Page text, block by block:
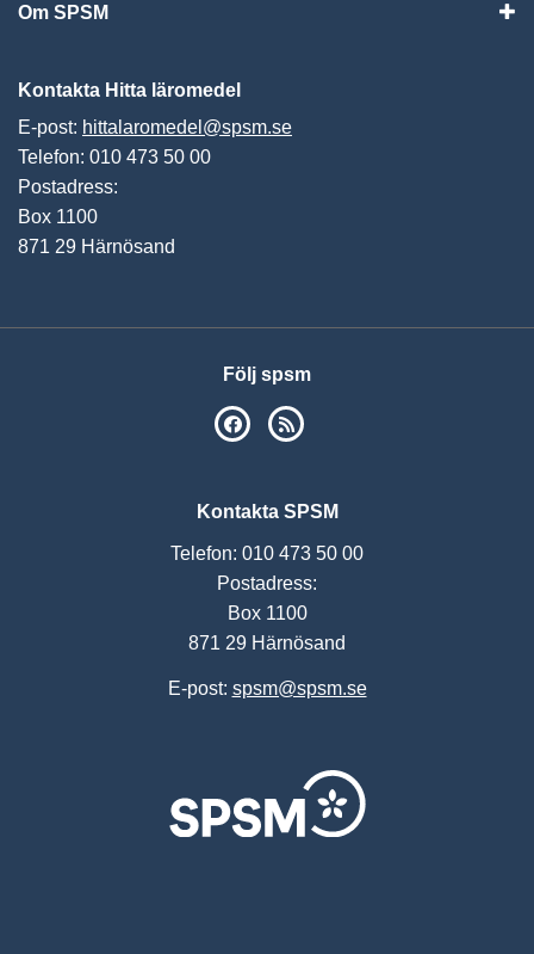
Om SPSM
Kontakta Hitta läromedel
E-post: hittalaromedel@spsm.se
Telefon: 010 473 50 00
Postadress:
Box 1100
871 29 Härnösand
Följ spsm
SPSM på Facebook
Kontakta SPSM
Telefon: 010 473 50 00
Postadress:
Box 1100
871 29 Härnösand
E-post: spsm@spsm.se